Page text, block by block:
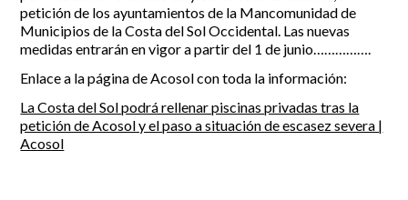
La Ermita de Calahonda
Parque España
Parque Europa
Parque Calahonda
Senda litoral Mijas
Ruta a pie
Ruta de árboles singulares
Iglesia de San Miguel
La Ermita de Calahonda
Parques de Sitio de Calahonda
Vivero de Calahonda
Buscar:
petición de los ayuntamientos de la Mancomunidad de
Municipios de la Costa del Sol Occidental. Las nuevas
medidas entrarán en vigor a partir del 1 de junio…………….
Enlace a la página de Acosol con toda la información:
La Costa del Sol podrá rellenar piscinas privadas tras la
petición de Acosol y el paso a situación de escasez severa |
Acosol